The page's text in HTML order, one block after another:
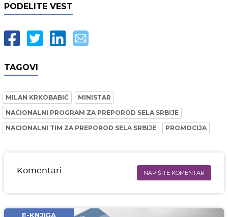
PODELITE VEST
TAGOVI
MILAN KRKOBABIĆ
MINISTAR
NACIONALNI PROGRAM ZA PREPOROD SELA SRBIJE
NACIONALNI TIM ZA PREPOROD SELA SRBIJE
PROMOCIJA
Komentari NAPIŠITE KOMENTAR
Email* obavezno
E-KNJIGA